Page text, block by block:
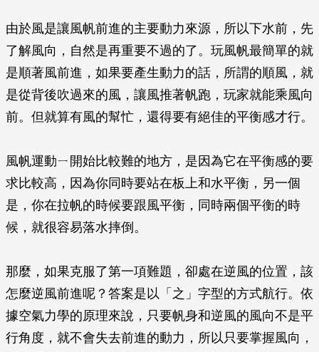
由於風是讓風帆前進的主要動力來源，所以下水前，先
了解風向，自然是再重要不過的了。玩風帆最簡單的就
是順著風前進，如果要產生動力的話，所謂的順風，就
是從背後吹過來的風，讓風推著帆跑，玩家就能乘風向
前。但就算有風的幫忙，還得要有絕佳的平衡感才行。
風帆運動ㄧ開始比較難的地方，是因為它在平衡感的要
求比較高，因為你同時要站在板上和水平衡，另一個
是，你在拉帆的時候要跟風平衡，同時兩個平衡的時
候，就很容易落水摔倒。
那麼，如果克服了第一項難題，卻處在逆風的位置，該
怎麼逆風前進呢？答案是以「之」字型的方式航行。依
據空氣力學的原理來說，只要帆身和逆風的風向不是平
行角度，就不會失去前進的動力，所以只要掌握風向，